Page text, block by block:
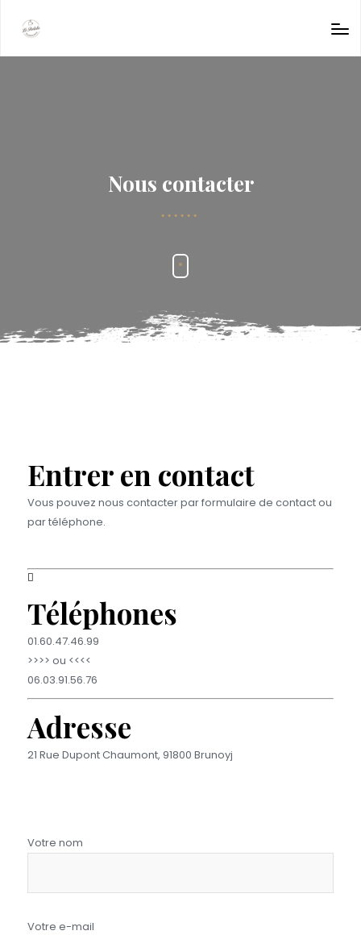
Nous contacter
Entrer en contact
Vous pouvez nous contacter par formulaire de contact ou
par téléphone.
Téléphones
01.60.47.46.99
>>>> ou <<<<
06.03.91.56.76
Adresse
21 Rue Dupont Chaumont, 91800 Brunoyj
Votre nom
Votre e-mail